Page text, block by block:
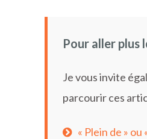
Pour aller plus
Je vous invite
parcourir ces
« Plein de » ou